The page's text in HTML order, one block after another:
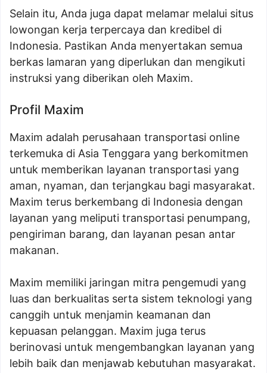
Selain itu, Anda juga dapat melamar melalui situs
lowongan kerja terpercaya dan kredibel di
Indonesia. Pastikan Anda menyertakan semua
berkas lamaran yang diperlukan dan mengikuti
instruksi yang diberikan oleh Maxim.
Profil Maxim
Maxim adalah perusahaan transportasi online
terkemuka di Asia Tenggara yang berkomitmen
untuk memberikan layanan transportasi yang
aman, nyaman, dan terjangkau bagi masyarakat.
Maxim terus berkembang di Indonesia dengan
layanan yang meliputi transportasi penumpang,
pengiriman barang, dan layanan pesan antar
makanan.
Maxim memiliki jaringan mitra pengemudi yang
luas dan berkualitas serta sistem teknologi yang
canggih untuk menjamin keamanan dan
kepuasan pelanggan. Maxim juga terus
berinovasi untuk mengembangkan layanan yang
lebih baik dan menjawab kebutuhan masyarakat.